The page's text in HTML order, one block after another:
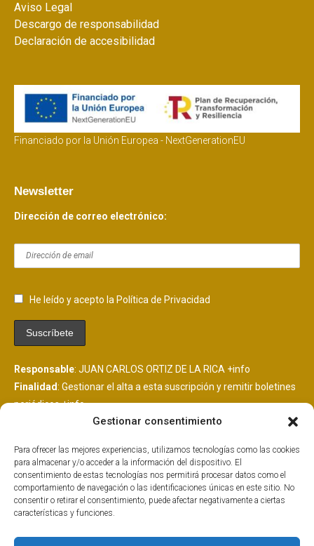
Gestionar consentimiento
Para ofrecer las mejores experiencias, utilizamos tecnologías como las cookies
para almacenar y/o acceder a la información del dispositivo. El
consentimiento de estas tecnologías nos permitirá procesar datos como el
comportamiento de navegación o las identificaciones únicas en este sitio. No
consentir o retirar el consentimiento, puede afectar negativamente a ciertas
características y funciones.
Aviso Legal
Descargo de responsabilidad
Declaración de accesibilidad
Financiado por la Unión Europea - NextGenerationEU
Newsletter
Dirección de correo electrónico:
He leído y acepto la Política de Privacidad
Responsable: JUAN CARLOS ORTIZ DE LA RICA +info
Finalidad: Gestionar el alta a esta suscripción y remitir boletines
periódicos+info
: Consentimiento del interesado+info
de envío de boletines alojada en EEUU y suscrita al EU
PrivacyShield.+info
Derechos: Tiene derechos que puedes ejercer como explicamos
aquí.+info